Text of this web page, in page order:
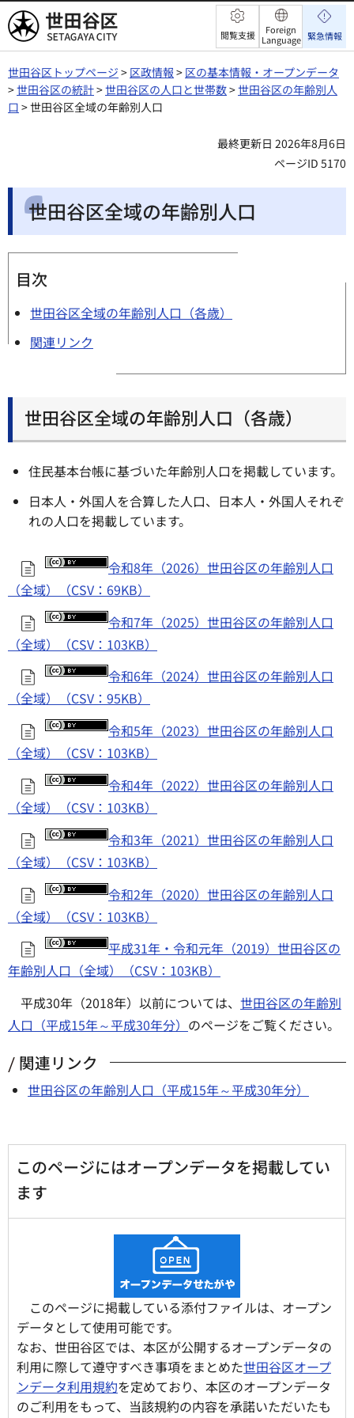
世田谷区 閲覧支援
Foreign
Language 緊急情報
世田谷区トップページ > 区政情報 > 区の基本情報・オープンデータ
>世田谷区の統計>世田谷区の人口と世帯数>世田谷区の年齢別人
口 > 世田谷区全域の年齢別人口
最終更新日 2026年8月6日
ページID 5170
世田谷区全域の年齢別人口
目次
世田谷区全域の年齢別人口（各歳）
関連リンク
世田谷区全域の年齢別人口（各歳）
住民基本台帳に基づいた年齢別人口を掲載しています。
日本人・外国人を合算した人口、日本人・外国人それぞ
れの人口を掲載しています。
令和8年（2026）世田谷区の年齢別人口
（全域）（CSV：69KB）
令和7年（2025）世田谷区の年齢別人口
（全域）（CSV：103KB）
令和6年（2024）世田谷区の年齢別人口
（全域）（CSV：95KB）
令和5年（2023）世田谷区の年齢別人口
（全域）（CSV：103KB）
令和4年（2022）世田谷区の年齢別人口
（全域）（CSV：103KB）
令和3年（2021）世田谷区の年齢別人口
（全域）（CSV：103KB）
令和2年（2020）世田谷区の年齢別人口
（全域）（CSV：103KB）
平成31年・令和元年（2019）世田谷区の
年齢別人口（全域）（CSV：103KB）
平成30年（2018年）以前については、 世田谷区の年齢別
人口（平成15年～平成30年分） のページをご覧ください。
関連リンク
世田谷区の年齢別人口（平成15年～平成30年分）
このページにはオープンデータを掲載してい
ます
このページに掲載している添付ファイルは、オープン
データとして使用可能です。
なお、世田谷区では、本区が公開するオープンデータの
利用に際して遵守すべき事項をまとめた世田谷区オープ
ンデータ利用規約を定めており、本区のオープンデータ
のご利用をもって、当該規約の内容を承諾いただいたも